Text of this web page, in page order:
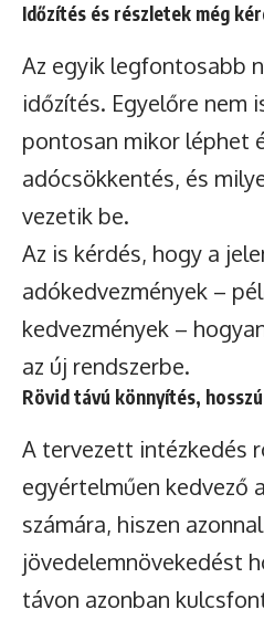
Időzítés és részletek még
Az egyik legfontosabb
időzítés. Egyelőre nem
pontosan mikor léphet
adócsökkentés, és
vezetik be.
Az is kérdés, hogy a
adókedvezmények –
kedvezmények –
az új rendszerbe.
Rövid távú könnyítés,
A tervezett intézkedés
egyértelműen kedvező
számára, hiszen
jövedelemnövekedést
távon azonban